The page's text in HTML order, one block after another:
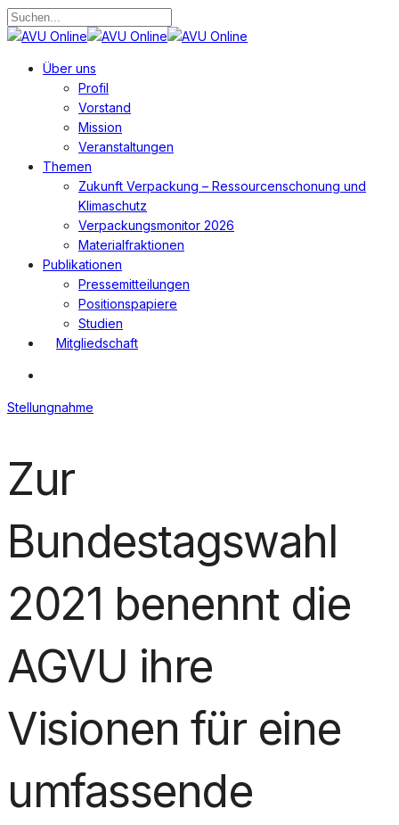
Zum
Hauptinhalt
Suche
Suchen
Menü
Über uns
Profil
Vorstand
Mission
Veranstaltungen
Themen
Zukunft Verpackung – Ressourcenschonung und
Klimaschutz
Verpackungsmonitor 2026
Materialfraktionen
Publikationen
Pressemitteilungen
Positionspapiere
Studien
Mitgliedschaft
Stellungnahme
Zur
Bundestagswahl
2021 benennt die
AGVU ihre
Visionen für eine
umfassende